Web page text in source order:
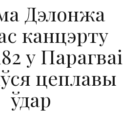
Дэлонжа
канцэрту
у Парагваі
цеплавы
ўдар